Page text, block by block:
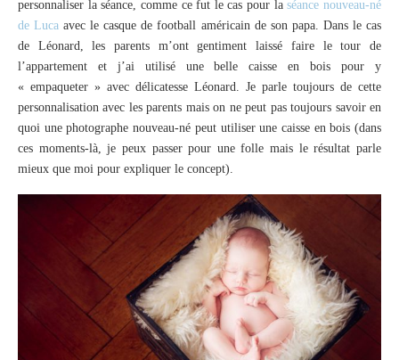
personnaliser la séance, comme ce fut le cas pour laséance nouveau-né
de Luca avec le casque de football américain de son papa. Dans le cas
de Léonard, les parents m’ont gentiment laissé faire le tour de
l’appartement et j’ai utilisé une belle caisse en bois pour y
« empaqueter » avec délicatesse Léonard. Je parle toujours de cette
personnalisation avec les parents mais on ne peut pas toujours savoir en
quoi une photographe nouveau-né peut utiliser une caisse en bois (dans
ces moments-là, je peux passer pour une folle mais le résultat parle
mieux que moi pour expliquer le concept).